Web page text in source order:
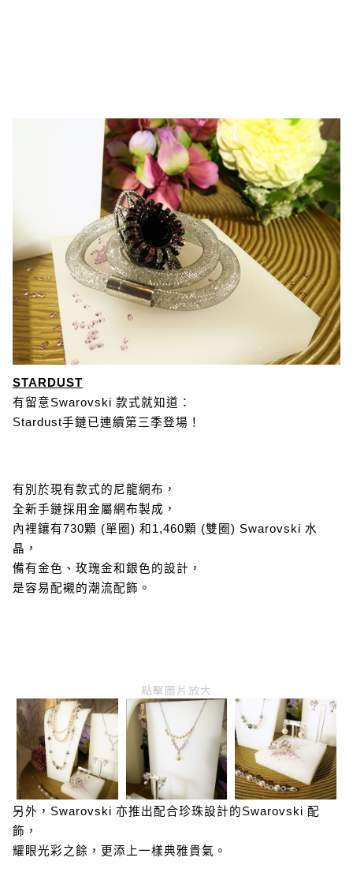
STARDUST
有留意Swarovski 款式就知道：
Stardust手鏈已連續第三季登場！
有別於現有款式的尼龍網布，
全新手鏈採用金屬網布製成，
內裡鑲有730顆 (單圈) 和1,460顆 (雙圈) Swarovski 水
晶，
備有金色、玫瑰金和銀色的設計，
是容易配襯的潮流配飾。
點擊圖片放大
另外，Swarovski 亦推出配合珍珠設計的Swarovski 配
飾，
耀眼光彩之餘，更添上一樣典雅貴氣。